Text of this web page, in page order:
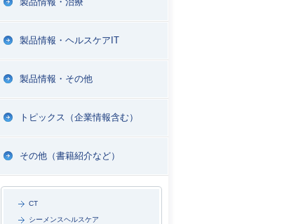
製品情報・ヘルスケアIT
製品情報・その他
トピックス（企業情報含む）
その他（書籍紹介など）
CT
シーメンスヘルスケア